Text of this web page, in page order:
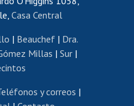
honorarios
blancas
os
de títulos
Casa Central
| Beauchef| Dra.
Millas | Sur |
y correos |